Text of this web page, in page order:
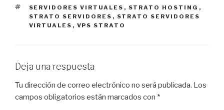
ETIQUETAS
SERVIDORES VIRTUALES , STRATO HOSTING ,
STRATO SERVIDORES , STRATO SERVIDORES
VIRTUALES , VPS STRATO
Deja una respuesta
Tu dirección de correo electrónico no será publicada. Los
campos obligatorios están marcados con *